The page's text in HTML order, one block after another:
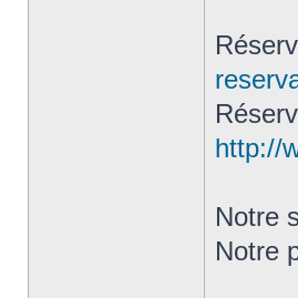
http://
Notre
Notre